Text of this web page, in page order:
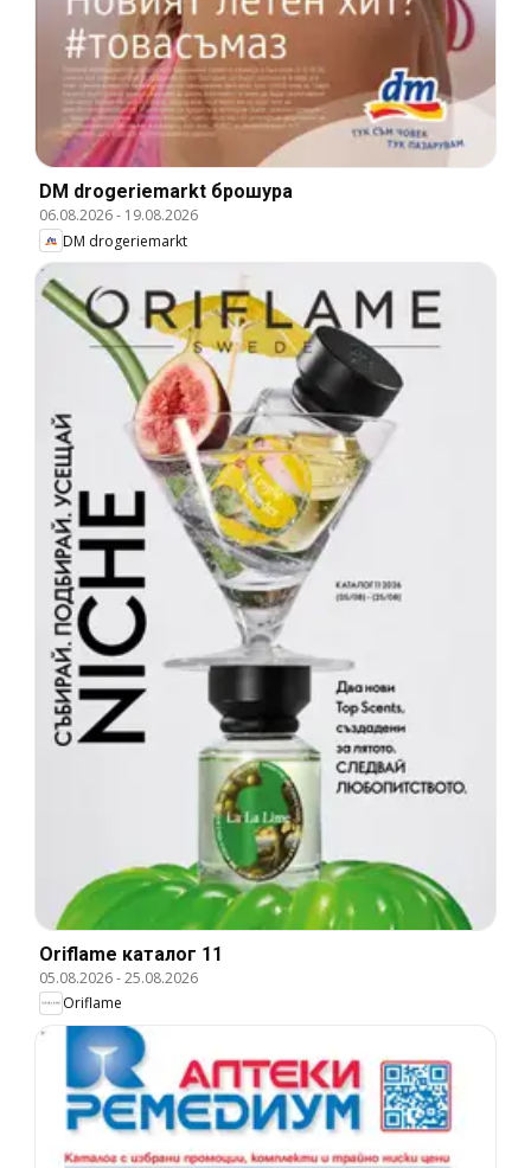
DM drogeriemarkt брошура
06.08.2026- 19.08.2026
DM drogeriemarkt
Oriflame каталог 11
05.08.2026-25.08.2026
Oriflame